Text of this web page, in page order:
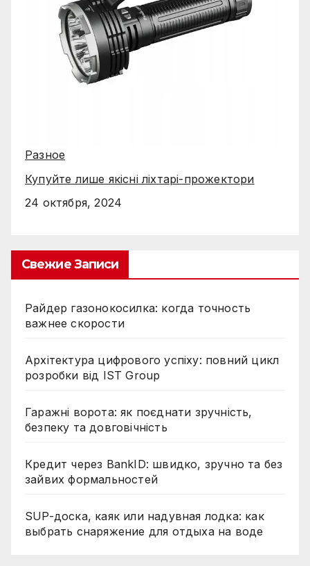
Разное
Купуйте лише якісні ліхтарі-прожектори
24 октября, 2024
Свежие Записи
Райдер газонокосилка: когда точность
важнее скорости
Архітектура цифрового успіху: повний цикл
розробки від IST Group
Гаражні ворота: як поєднати зручність,
безпеку та довговічність
Кредит через BankID: швидко, зручно та без
зайвих формальностей
SUP-доска, каяк или надувная лодка: как
выбрать снаряжение для отдыха на воде